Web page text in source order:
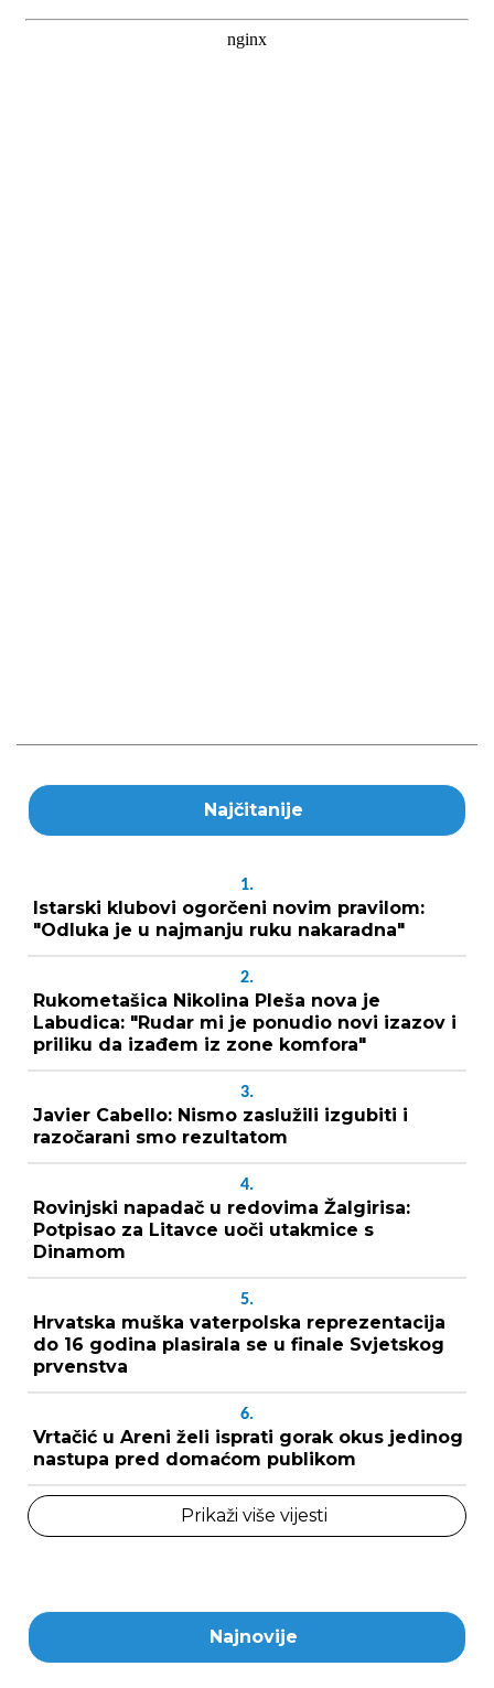
Najčitanije
1.
Istarski klubovi ogorčeni novim pravilom:
"Odluka je u najmanju ruku nakaradna"
2.
Rukometašica Nikolina Pleša nova je
Labudica: "Rudar mi je ponudio novi izazov i
priliku da izađem iz zone komfora"
3.
Javier Cabello: Nismo zaslužili izgubiti i
razočarani smo rezultatom
4.
Rovinjski napadač u redovima Žalgirisa:
Potpisao za Litavce uoči utakmice s
Dinamom
5.
Hrvatska muška vaterpolska reprezentacija
do 16 godina plasirala se u finale Svjetskog
prvenstva
6.
Vrtačić u Areni želi isprati gorak okus jedinog
nastupa pred domaćom publikom
Prikaži više vijesti
Najnovije